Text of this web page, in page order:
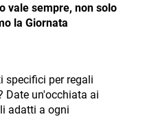
vale sempre, non solo
la Giornata
specifici per regali
Date un'occhiata ai
adatti a ogni